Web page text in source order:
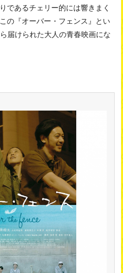
であるチェリー的には響きまく
の『オーバー・フェンス』とい
届けられた大人の青春映画にな